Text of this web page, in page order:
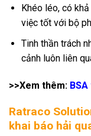
Khéo léo, có
việc tốt với bộ
Tinh thần trách
cảnh luôn liên
>>Xem thêm:
Ratraco
khai báo hải